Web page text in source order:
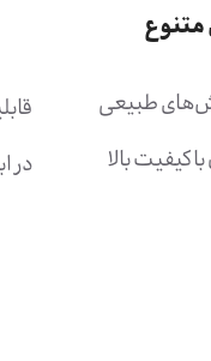
طبیعی
کیفیت بالا
در